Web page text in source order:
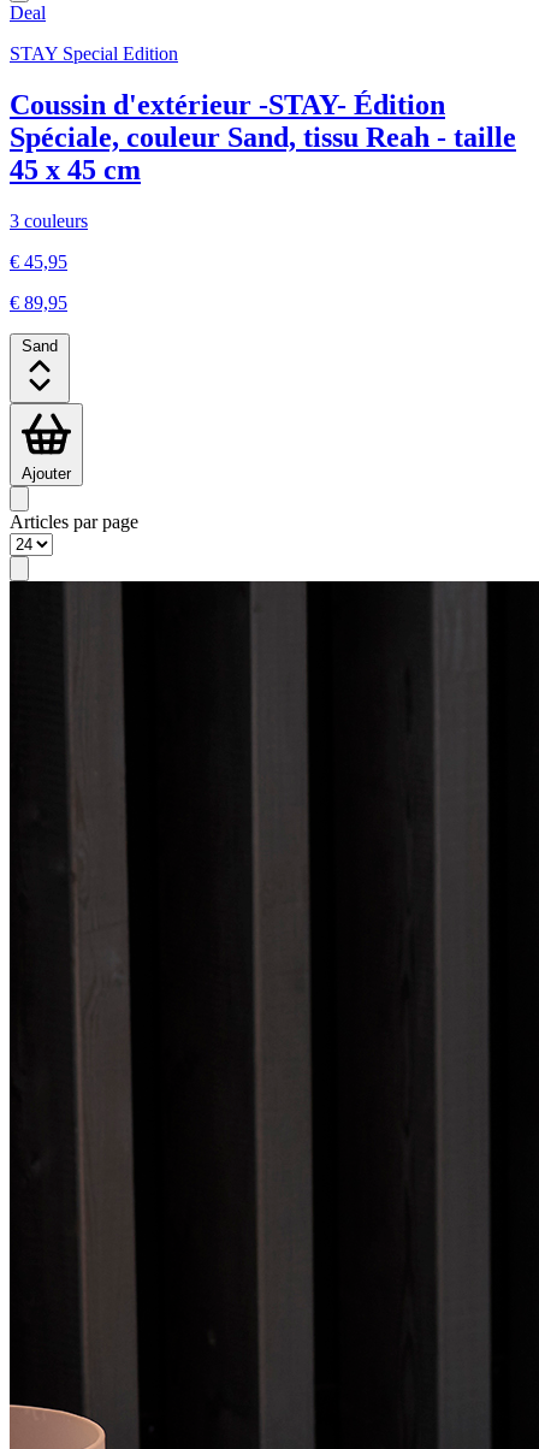
Deal
STAY Special Edition
Coussin d'extérieur -STAY- Édition
Spéciale, couleur Sand, tissu Reah - taille
45 x 45 cm
3 couleurs
€ 45,95
€ 89,95
Sand
Ajouter
Articles par page